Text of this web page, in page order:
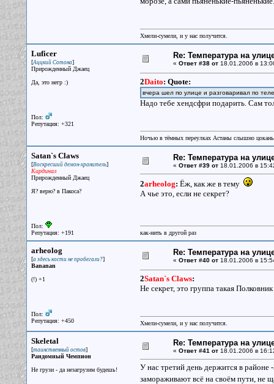
Хмели-сумели, и у нас получится.
Luficer
[Аццкий Сотона]
Прирожденный Джаец
Да, это негр :)
Пол:
Репутация: +321
Re: Температура на
« Ответ #38 от18.01.2006 в
2Daito: Quote:
вчера шел по улице и разговаривал по
Надо тебе хендсфри подарить. Сам
Ночью в тёмных переулках Астаны слышно
Satan`s Claws
[Воскресший демон-хранитель]
Кардинал
Прирожденный Джаец
Я? верю? в Пакоса?
Пол:
Репутация: +191
Re: Температура на
« Ответ #39 от18.01.2006 в
2arheolog: Ёж, как же в тему
А чье это, если не секрет?
как-нить в другой раз
arheolog
[а здесь кости не пробегали?]
Bananan
(!) +1
Пол:
Репутация: +450
Re: Температура на
« Ответ #40 от18.01.2006 в
2Satan`s Claws:
Не секрет, это группа такая
Хмели-сумели, и у нас получится.
Skeletal
[таинственный остов]
Рандомный Чемпион
Не грузи - да незагрузим будешь!
Re: Температура на
« Ответ #41 от18.01.2006 в
У нас третий день держится в
замораживают всё на своём пути, не